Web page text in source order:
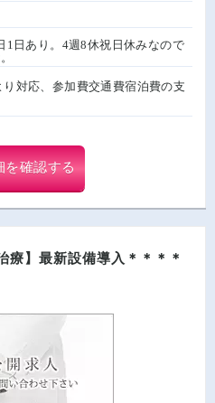
1日あり。4週8休祝日休みなので
対応、参加費交通費宿泊費の支
を確認する
療】最新設備導入＊＊＊＊